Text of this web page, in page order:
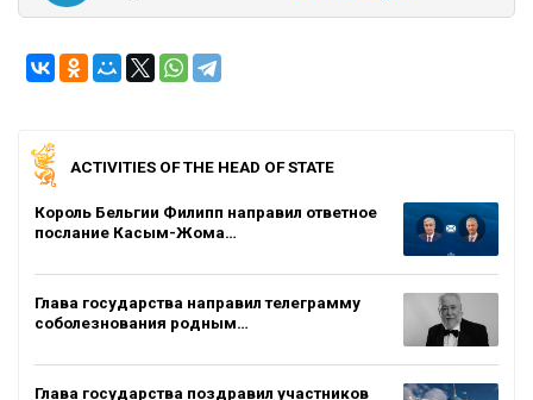
ACTIVITIES OF THE HEAD OF STATE
Король Бельгии Филипп направил ответное
послание Касым-Жома…
Глава государства направил телеграмму
соболезнования родным…
Глава государства поздравил участников